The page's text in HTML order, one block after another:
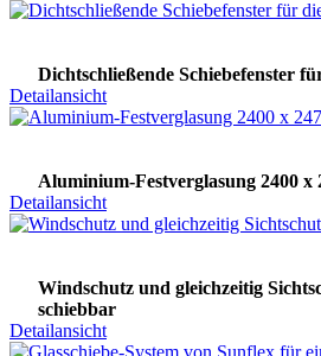
Dichtschließende Schiebefenster
Detailansicht
Aluminium-Festverglasung 2400 x
Detailansicht
Windschutz und gleichzeitig
schiebbar
Detailansicht